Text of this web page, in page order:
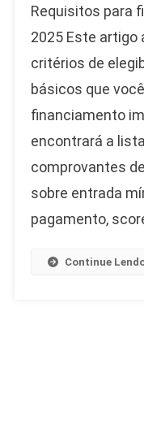
Requisitos para
2025 Este artigo
critérios de
básicos que
financiamento
encontrará a
comprovantes
sobre entrada
pagamento,
Continue